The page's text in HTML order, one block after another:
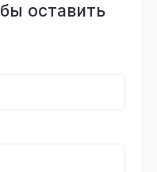
оставить